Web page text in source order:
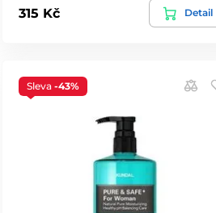
315 Kč Detail
Sleva -43%